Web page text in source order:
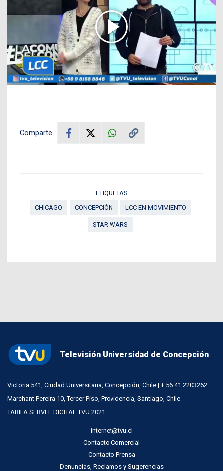
Comparte
ETIQUETAS
CHICAGO
CONCEPCIÓN LCC EN MOVIMIENTO
STAR WARS
Televisión Universidad de Concepción
Victoria 541, Ciudad Universitaria, Concepción, Chile | + 56 41 2203262
Marchant Pereira 10, Tercer Piso, Providencia, Santiago, Chile
TARIFA SERVEL DIGITAL TVU 2021
internet@tvu.cl
Contacto Comercial
Contacto Prensa
Denuncias, Reclamos y Sugerencias